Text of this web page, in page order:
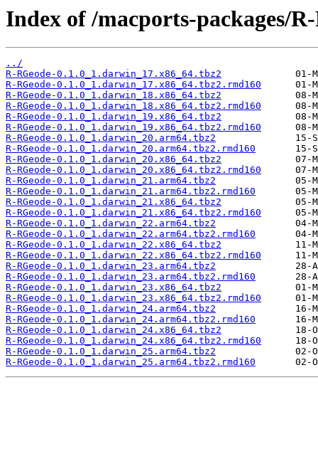
Index of /macports-packages/
../
R-RGeode-0.1.0_1.darwin_17.x86_64.tbz2
R-RGeode-0.1.0_1.darwin_17.x86_64.tbz2.rmd160
R-RGeode-0.1.0_1.darwin_18.x86_64.tbz2
R-RGeode-0.1.0_1.darwin_18.x86_64.tbz2.rmd160
R-RGeode-0.1.0_1.darwin_19.x86_64.tbz2
R-RGeode-0.1.0_1.darwin_19.x86_64.tbz2.rmd160
R-RGeode-0.1.0_1.darwin_20.arm64.tbz2
R-RGeode-0.1.0_1.darwin_20.arm64.tbz2.rmd160
R-RGeode-0.1.0_1.darwin_20.x86_64.tbz2
R-RGeode-0.1.0_1.darwin_20.x86_64.tbz2.rmd160
R-RGeode-0.1.0_1.darwin_21.arm64.tbz2
R-RGeode-0.1.0_1.darwin_21.arm64.tbz2.rmd160
R-RGeode-0.1.0_1.darwin_21.x86_64.tbz2
R-RGeode-0.1.0_1.darwin_21.x86_64.tbz2.rmd160
R-RGeode-0.1.0_1.darwin_22.arm64.tbz2
R-RGeode-0.1.0_1.darwin_22.arm64.tbz2.rmd160
R-RGeode-0.1.0_1.darwin_22.x86_64.tbz2
R-RGeode-0.1.0_1.darwin_22.x86_64.tbz2.rmd160
R-RGeode-0.1.0_1.darwin_23.arm64.tbz2
R-RGeode-0.1.0_1.darwin_23.arm64.tbz2.rmd160
R-RGeode-0.1.0_1.darwin_23.x86_64.tbz2
R-RGeode-0.1.0_1.darwin_23.x86_64.tbz2.rmd160
R-RGeode-0.1.0_1.darwin_24.arm64.tbz2
R-RGeode-0.1.0_1.darwin_24.arm64.tbz2.rmd160
R-RGeode-0.1.0_1.darwin_24.x86_64.tbz2
R-RGeode-0.1.0_1.darwin_24.x86_64.tbz2.rmd160
R-RGeode-0.1.0_1.darwin_25.arm64.tbz2
R-RGeode-0.1.0_1.darwin_25.arm64.tbz2.rmd160